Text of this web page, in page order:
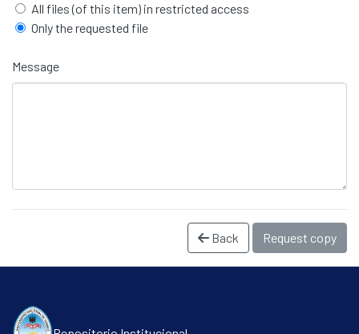
All files (of this item) in restricted access
Only the requested file
Message
Back Request copy